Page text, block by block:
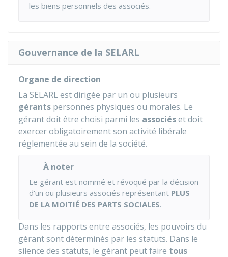
les biens personnels des associés.
Gouvernance de la SELARL
Organe de direction
La SELARL est dirigée par un ou plusieurs
gérants personnes physiques ou morales. Le
gérant doit être choisi parmi les associéset doit
exercer obligatoirement son activité libérale
réglementée au sein de la société.
À noter
Le gérant est nommé et révoqué par la décision
d'un ou plusieurs associés représentant PLUS
DE LA MOITIÉ DES PARTS SOCIALES.
Dans les rapports entre associés, les pouvoirs du
gérant sont déterminés par les statuts. Dans le
silence des statuts, le gérant peut faire tous